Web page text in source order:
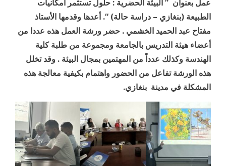
عمل بعنوان ” البيئة الحضرية : حلول تستثمر أمكانيات
الطبيعة (بنغازي – دراسة حالة) “. أعدها وقدمها الأستاذ
مفتاح عبد الحميد الخشمي . حضر ورشة العمل هذه عددا من
أعضاء هيئة التدريس بالجامعة ومجموعة من طلبة كلية
الهندسة وكذلك عدداً من المهتمين بمجال البيئة . وقد تخلل
هذه الورشة تفاعل من الحضور واهتمام بكيفية معالجة هذه
المشكلة في مدينة بنغازي.